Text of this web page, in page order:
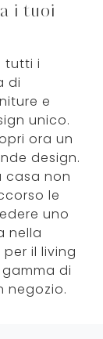
i tuoi
: tutti i
di
e
unico.
ora un
design.
casa non
le
uno
nella
il living
di
negozio.